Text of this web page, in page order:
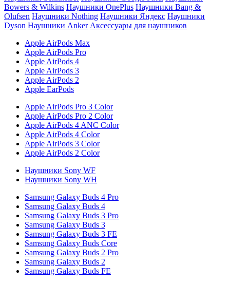
Bowers & Wilkins Наушники OnePlus Наушники Bang &
Olufsen Наушники Nothing Наушники Яндекс Наушники
Dyson Наушники Anker Аксессуары для наушников
Apple AirPods Max
Apple AirPods Pro
Apple AirPods 4
Apple AirPods 3
Apple AirPods 2
Apple EarPods
Apple AirPods Pro 3 Color
Apple AirPods Pro 2 Color
Apple AirPods 4 ANC Color
Apple AirPods 4 Color
Apple AirPods 3 Color
Apple AirPods 2 Color
Наушники Sony WF
Наушники Sony WH
Samsung Galaxy Buds 4 Pro
Samsung Galaxy Buds 4
Samsung Galaxy Buds 3 Pro
Samsung Galaxy Buds 3
Samsung Galaxy Buds 3 FE
Samsung Galaxy Buds Core
Samsung Galaxy Buds 2 Pro
Samsung Galaxy Buds 2
Samsung Galaxy Buds FE